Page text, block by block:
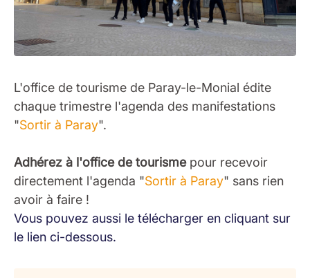
L'office de tourisme de Paray-le-Monial édite
chaque trimestre l'agenda des manifestations
"Sortir à Paray".
Adhérez à l'office de tourismepour recevoir
directement l'agenda "Sortir à Paray" sans rien
avoir à faire !
Vous pouvez aussi le télécharger en cliquant sur
le lien ci-dessous.